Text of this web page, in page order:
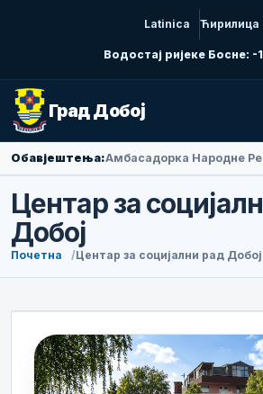
Latinica Ћирилица
Водостај ријеке Босне: -
Град Добој
Обавјештења:
Центар за
Добој
Почетна Центар за социјални рад Добој